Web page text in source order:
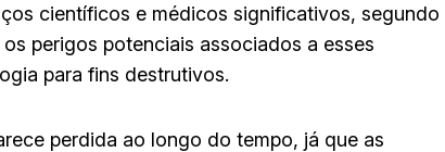
científicos e médicos significativos, segundo
perigos potenciais associados a esses
para fins destrutivos.
perdida ao longo do tempo, já que as